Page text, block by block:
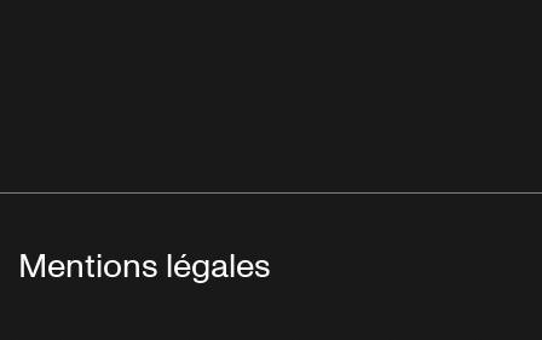
Mentions légales